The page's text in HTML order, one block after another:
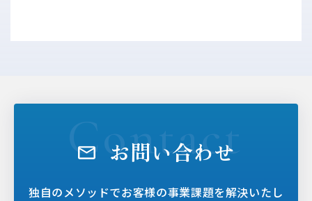
お問い合わせ
独自のメソッドでお客様の事業課題を解決いたし